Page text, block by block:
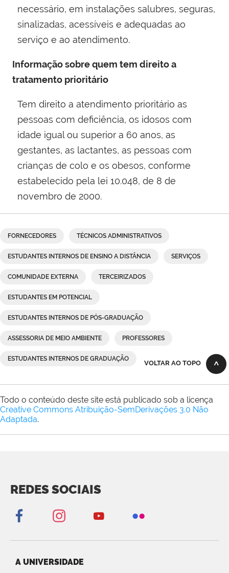
necessário, em instalações salubres, seguras,
sinalizadas, acessíveis e adequadas ao
serviço e ao atendimento.
Informação sobre quem tem direito a
tratamento prioritário
Tem direito a atendimento prioritário as
pessoas com deficiência, os idosos com
idade igual ou superior a 60 anos, as
gestantes, as lactantes, as pessoas com
crianças de colo e os obesos, conforme
estabelecido pela lei 10.048, de 8 de
novembro de 2000​.
FORNECEDORES TÉCNICOS ADMINISTRATIVOS
ESTUDANTES INTERNOS DE ENSINO A DISTÂNCIA SERVIÇOS
COMUNIDADE EXTERNA TERCEIRIZADOS
ESTUDANTES EM POTENCIAL
ESTUDANTES INTERNOS DE PÓS-GRADUAÇÃO
ASSESSORIA DE MEIO AMBIENTE PROFESSORES
ESTUDANTES INTERNOS DE GRADUAÇÃO
VOLTAR AO TOPO
Todo o conteúdo deste site está publicado sob a licença
Creative Commons Atribuição-SemDerivações 3.0 Não
Adaptada.
REDES SOCIAIS
A UNIVERSIDADE